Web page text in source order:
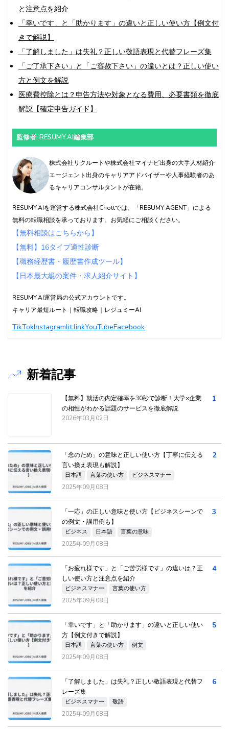
と注意点を紹介
「幸いです」と「助かります」の違いと正しい使い方【例文付
きで解説】
「了解しました」は失礼？正しい敬語表現と代替フレーズ集
「ご了承下さい」と「ご容赦下さい」の違いとは？正しい使い
方と例文を解説
医療費控除とは？申告方法や対象となる費用、必要書類を徹底
解説【確定申告ガイド】
監修者: RESUMY.AI編集部
株式会社リクルートや株式会社マイナビ出身の大手人材紹介
エージェント出身のキャリアアドバイザーや人事経験者のあ
るキャリアコンサルタントが在籍。
RESUMY.AIを運営する株式会社Chottでは、「RESUMY AGENT」による
無料の転職相談を承っております。お気軽にご相談ください。
【無料相談はこちらから】
【無料】16タイプ適性診断
【職務経歴書・履歴書作成ツール】
【日本最大級の案件・求人紹介サイト】
RESUMY.AI運営局の公式アカウントです。
キャリア最短ルート｜転職攻略｜レジュミーAI
TikTokInstagramlit.linkYouTubeFacebook
新着記事
【無料】就活の内定確率を30秒で診断！大学×企業
の相性がわかる話題のサービスを徹底解説
2026年03月02日
1
「念のため」の意味と正しい使い方【丁寧に伝える
言い換え表現も解説】
日本語 言葉の使い方 ビジネスマナー
2025年09月08日
2
「一応」の正しい意味と使い方【ビジネスシーンで
の例文・誤用例も】
ビジネス 日本語 言葉の意味
2025年09月08日
3
「お疲れ様です」と「ご苦労様です」の違いは？正
しい使い方と注意点を紹介
ビジネスマナー 言葉の使い方
2025年09月08日
4
「幸いです」と「助かります」の違いと正しい使い
方【例文付きで解説】
日本語 言葉の使い方 例文
2025年09月08日
5
「了解しました」は失礼？正しい敬語表現と代替フ
レーズ集
ビジネスマナー 敬語
2025年09月08日
6